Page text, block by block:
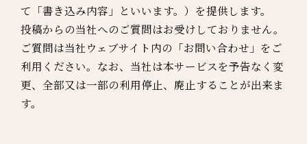
て「書き込み内容」といいます。）を提供します。
投稿からの当社へのご質問はお受けしておりません。
ご質問は当社ウェブサイト内の「お問い合わせ」をご
利用ください。なお、当社は本サービスを予告なく変
更、全部又は一部の利用停止、廃止することが出来ま
す。